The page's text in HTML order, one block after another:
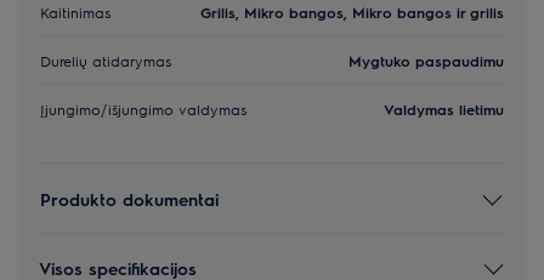
Kaitinimas Grilis, Mikro bangos, Mikro bangos ir grilis
Durelių atidarymas Mygtuko paspaudimu
Įjungimo/išjungimo valdymas Valdymas lietimu
Produkto dokumentai
Visos specifikacijos